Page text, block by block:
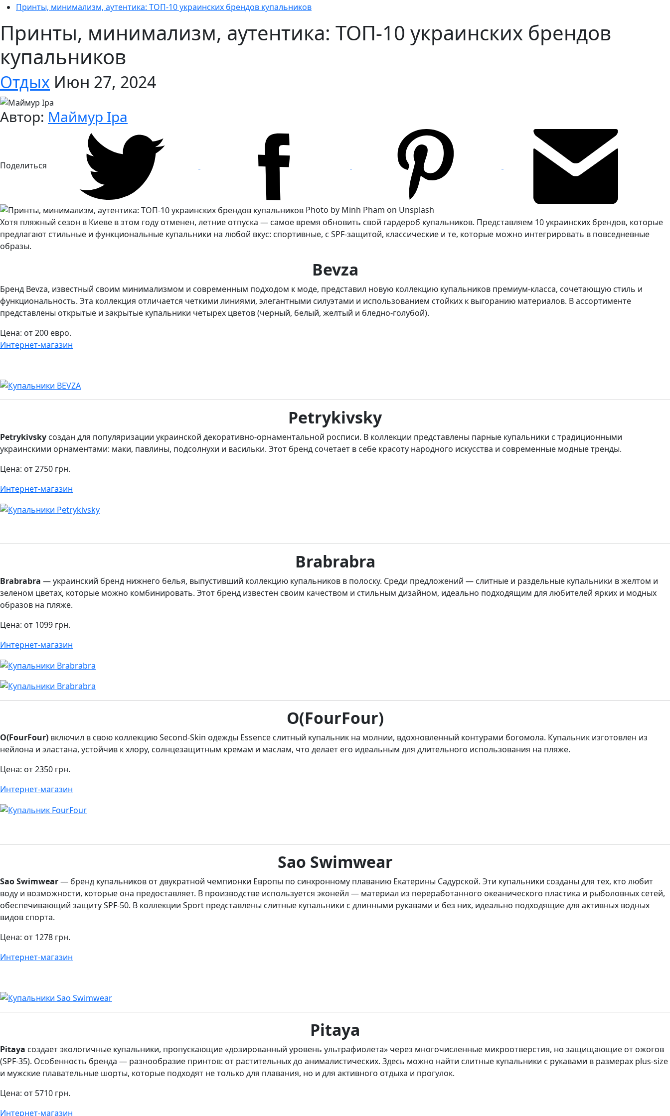
Принты, минимализм, аутентика: ТОП-10 украинских брендов купальников
Принты, минимализм, аутентика: ТОП-10 украинских брендов
купальников
Отдых Июн 27, 2024
Автор: Маймур Іра
Поделиться
Photo by Minh Pham on Unsplash
Хотя пляжный сезон в Киеве в этом году отменен, летние отпуска — самое время обновить свой гардероб купальников. Представляем 10 украинских брендов, которые
предлагают стильные и функциональные купальники на любой вкус: спортивные, с SPF-защитой, классические и те, которые можно интегрировать в повседневные
образы.
Bevza
Бренд Bevza, известный своим минимализмом и современным подходом к моде, представил новую коллекцию купальников премиум-класса, сочетающую стиль и
функциональность. Эта коллекция отличается четкими линиями, элегантными силуэтами и использованием стойких к выгоранию материалов. В ассортименте
представлены открытые и закрытые купальники четырех цветов (черный, белый, желтый и бледно-голубой).
Цена: от 200 евро.
Интернет-магазин
Petrykivsky
Petrykivsky создан для популяризации украинской декоративно-орнаментальной росписи. В коллекции представлены парные купальники с традиционными
украинскими орнаментами: маки, павлины, подсолнухи и васильки. Этот бренд сочетает в себе красоту народного искусства и современные модные тренды.
Цена: от 2750 грн.
Интернет-магазин
Brabrabra
Brabrabra — украинский бренд нижнего белья, выпустивший коллекцию купальников в полоску. Среди предложений — слитные и раздельные купальники в желтом и
зеленом цветах, которые можно комбинировать. Этот бренд известен своим качеством и стильным дизайном, идеально подходящим для любителей ярких и модных
образов на пляже.
Цена: от 1099 грн.
Интернет-магазин
O(FourFour)
O(FourFour) включил в свою коллекцию Second-Skin одежды Essence слитный купальник на молнии, вдохновленный контурами богомола. Купальник изготовлен из
нейлона и эластана, устойчив к хлору, солнцезащитным кремам и маслам, что делает его идеальным для длительного использования на пляже.
Цена: от 2350 грн.
Интернет-магазин
Sao Swimwear
Sao Swimwear— бренд купальников от двукратной чемпионки Европы по синхронному плаванию Екатерины Садурской. Эти купальники созданы для тех, кто любит
воду и возможности, которые она предоставляет. В производстве используется эконейл — материал из переработанного океанического пластика и рыболовных сетей,
обеспечивающий защиту SPF-50. В коллекции Sport представлены слитные купальники с длинными рукавами и без них, идеально подходящие для активных водных
видов спорта.
Цена: от 1278 грн.
Интернет-магазин
Pitaya
Pitaya создает экологичные купальники, пропускающие «дозированный уровень ультрафиолета» через многочисленные микроотверстия, но защищающие от ожогов
(SPF-35). Особенность бренда — разнообразие принтов: от растительных до анималистических. Здесь можно найти слитные купальники с рукавами в размерах plus-size
и мужские плавательные шорты, которые подходят не только для плавания, но и для активного отдыха и прогулок.
Цена: от 5710 грн.
Интернет-магазин